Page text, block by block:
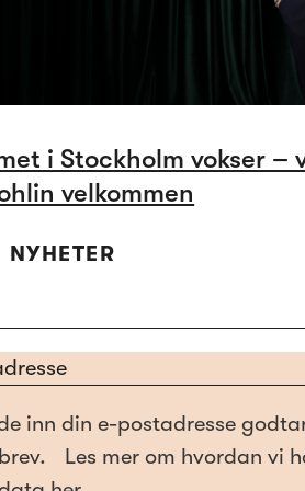
i Stockholm vokser –
velkommen
inn din e-postadresse
Les mer om hvordan vi